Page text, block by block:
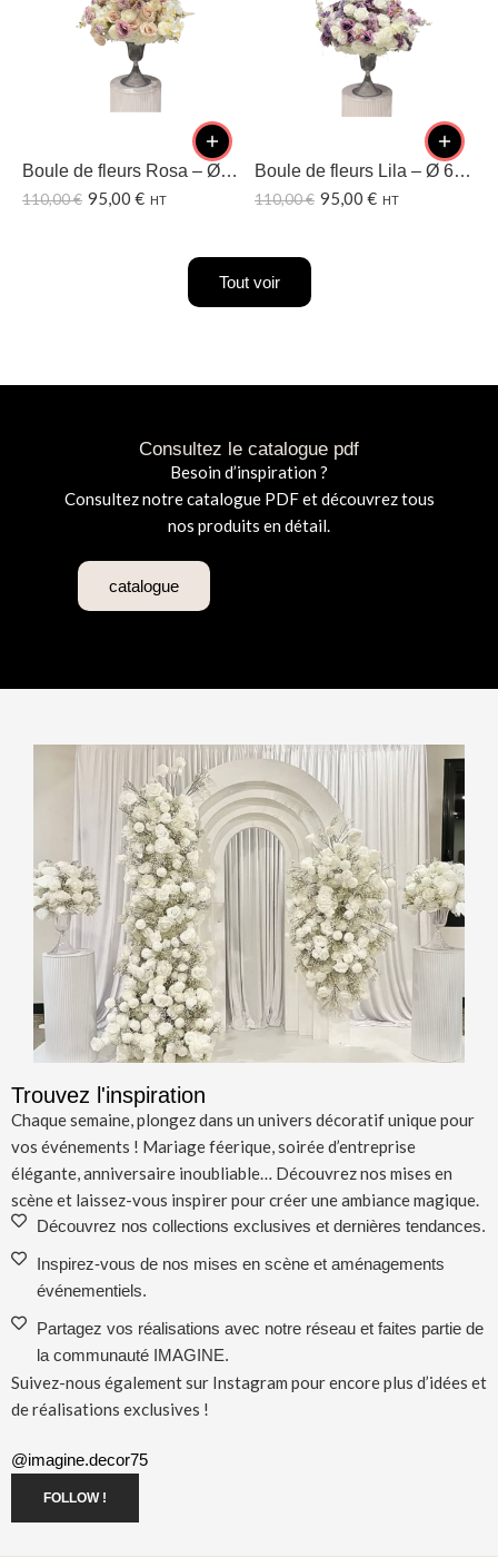
Boule de fleurs Rosa – Ø60 CM
110,00€ 95,00 € HT
Boule de fleurs Lila – Ø 60CM
110,00€ 95,00 € HT
Tout voir
Consultez le catalogue pdf
Besoin d’inspiration ?
Consultez notre catalogue PDF et découvrez tous
nos produits en détail.
catalogue
Trouvez l'inspiration
Chaque semaine, plongez dans un univers décoratif unique pour
vos événements ! Mariage féerique, soirée d’entreprise
élégante, anniversaire inoubliable… Découvrez nos mises en
scène et laissez-vous inspirer pour créer une ambiance magique.
Découvrez nos collections exclusives et dernières tendances.
Inspirez-vous de nos mises en scène et aménagements
événementiels.
Partagez vos réalisations avec notre réseau et faites partie de
la communauté IMAGINE.
Suivez-nous également sur Instagram pour encore plus d’idées et
de réalisations exclusives !
@imagine.decor75
FOLLOW !